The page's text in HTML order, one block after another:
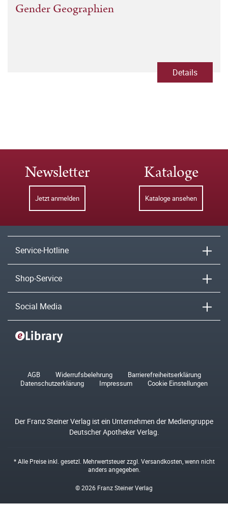
Gender Geographien
Details
Newsletter
Jetzt anmelden
Kataloge
Kataloge ansehen
Service-Hotline
Shop-Service
Social Media
AGB Widerrufsbelehrung
Barrierefreiheitserklärung
Datenschutzerklärung
Impressum Cookie Einstellungen
Der Franz Steiner Verlag ist ein Unternehmen der Mediengruppe
Deutscher Apotheker Verlag.
* Alle Preise inkl. gesetzl. Mehrwertsteuer zzgl. Versandkosten , wenn nicht
anders angegeben.
© 2026 Franz Steiner Verlag